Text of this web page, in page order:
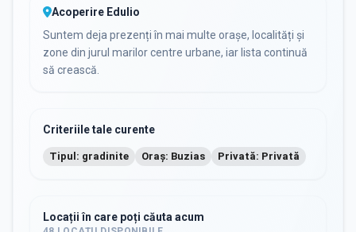
Acoperire Edulio
Suntem deja prezenți în mai multe orașe, localități și
zone din jurul marilor centre urbane, iar lista continuă
să crească.
Criteriile tale curente
Tipul: gradinite Oraș: Buzias Privată: Privată
Locații în care poți căuta acum